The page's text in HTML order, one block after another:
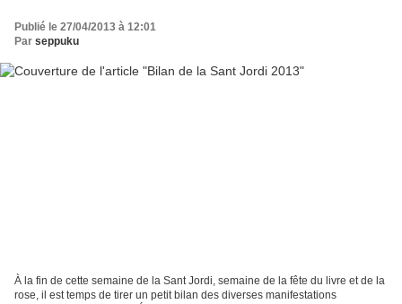
Publié le 27/04/2013 à 12:01
Par seppuku
À la fin de cette semaine de la Sant Jordi, semaine de la fête du livre et de la
rose, il est temps de tirer un petit bilan des diverses manifestations